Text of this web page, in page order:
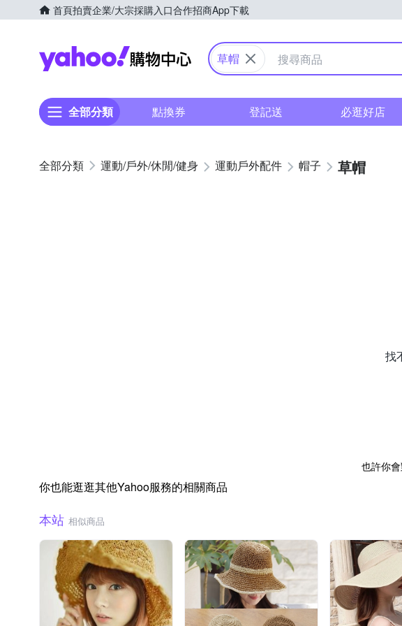
首頁拍賣企業/大宗採購入口合作招商App下載
Yahoo購物中心
草帽
全部分類 點換券 登記送 必逛好店
運動/戶外/休閒/健身 運動戶外配件 帽子 草帽
找
也許你
你也能逛逛其他Yahoo服務的相關商品
本站 相似商品